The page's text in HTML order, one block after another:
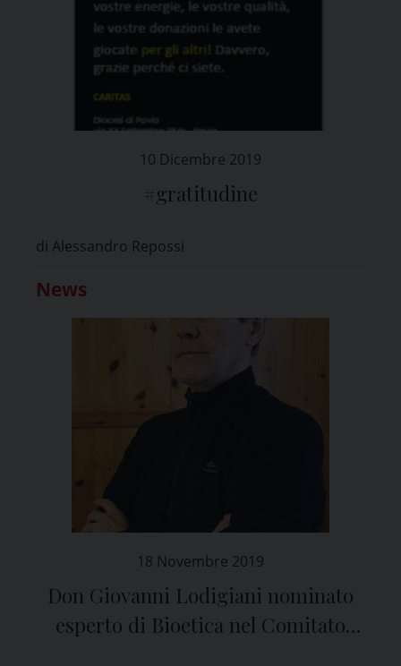
10 Dicembre 2019
#gratitudine
di Alessandro Repossi
News
18 Novembre 2019
Don Giovanni Lodigiani nominato
esperto di Bioetica nel Comitato